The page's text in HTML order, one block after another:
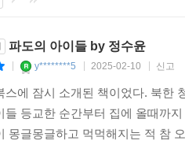
파도의 아이들 by 정수윤
y********5 2025-02-10 신고
스에 잠시 소개된 책이었다. 북한
등교한 순간부터 집에 올때까
몽글몽글하고 먹먹해지는 적 참